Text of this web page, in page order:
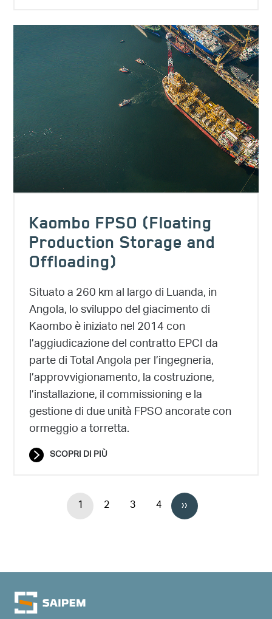
Kaombo FPSO (Floating
Production Storage and
Offloading)
Situato a 260 km al largo di Luanda, in
Angola, lo sviluppo del giacimento di
Kaombo è iniziato nel 2014 con
l’aggiudicazione del contratto EPCI da
parte di Total Angola per l’ingegneria,
l’approvvigionamento, la costruzione,
l’installazione, il commissioning e la
gestione di due unità FPSO ancorate con
ormeggio a torretta.
SCOPRI DI PIÙ
Paginazione
Page
1 Page
2 Page
3 Page
4 Pagina successiva
››